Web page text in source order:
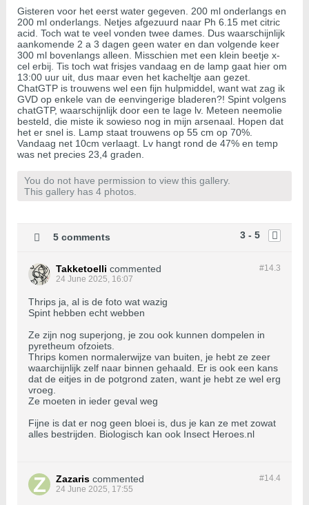
Gisteren voor het eerst water gegeven. 200 ml onderlangs en
200 ml onderlangs. Netjes afgezuurd naar Ph 6.15 met citric
acid. Toch wat te veel vonden twee dames. Dus waarschijnlijk
aankomende 2 a 3 dagen geen water en dan volgende keer
300 ml bovenlangs alleen. Misschien met een klein beetje x-
cel erbij. Tis toch wat frisjes vandaag en de lamp gaat hier om
13:00 uur uit, dus maar even het kacheltje aan gezet.
ChatGTP is trouwens wel een fijn hulpmiddel, want wat zag ik
GVD op enkele van de eenvingerige bladeren?! Spint volgens
chatGTP, waarschijnlijk door een te lage lv. Meteen neemolie
besteld, die miste ik sowieso nog in mijn arsenaal. Hopen dat
het er snel is. Lamp staat trouwens op 55 cm op 70%.
Vandaag net 10cm verlaagt. Lv hangt rond de 47% en temp
was net precies 23,4 graden.
You do not have permission to view this gallery.
This gallery has 4 photos.
3 - 5
5 comments
#14.3
Takketoelli commented
24 June 2025, 16:07
Thrips ja, al is de foto wat wazig
Spint hebben echt webben
Ze zijn nog superjong, je zou ook kunnen dompelen in
pyretheum ofzoiets.
Thrips komen normalerwijze van buiten, je hebt ze zeer
waarchijnlijk zelf naar binnen gehaald. Er is ook een kans
dat de eitjes in de potgrond zaten, want je hebt ze wel erg
vroeg.
Ze moeten in ieder geval weg
Fijne is dat er nog geen bloei is, dus je kan ze met zowat
alles bestrijden. Biologisch kan ook Insect Heroes.nl
#14.4
Zazaris commented
24 June 2025, 17:55